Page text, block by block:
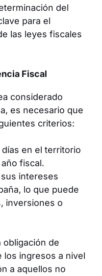
del
para el
las leyes fiscales
Fiscal
considerado
es necesario que
criterios:
días en el territorio
fiscal.
intereses
lo que puede
inversiones o
obligación de
los ingresos a nivel
a aquellos no